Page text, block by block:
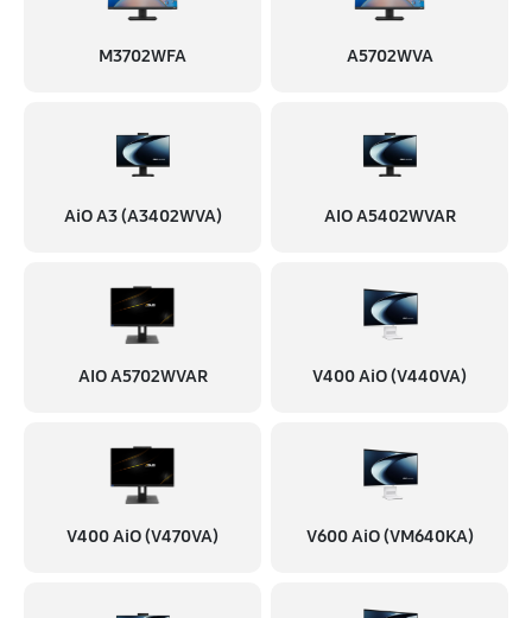
M3702WFA A5702WVA
AiO A3 (A3402WVA) AIO A5402WVAR
AIO A5702WVAR V400 AiO (V440VA)
V400 AiO (V470VA) V600 AiO (VM640KA)